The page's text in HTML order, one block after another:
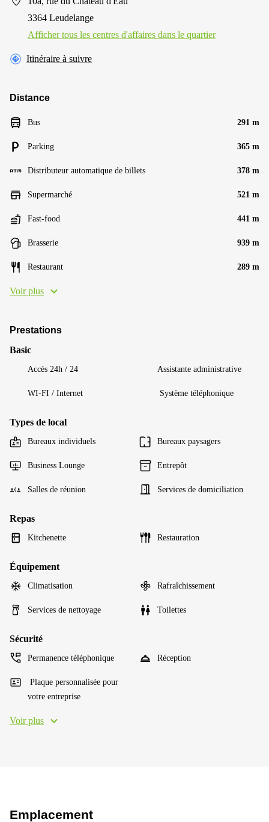
3364 Leudelange
Afficher tous les centres d'affaires dans le quartier
Itinéraire à suivre
Distance
Bus 291 m
Parking 365 m
Distributeur automatique de billets 378 m
Supermarché 521 m
Fast-food 441 m
Brasserie 939 m
Restaurant 289 m
Voir plus
Prestations
Basic
Accès 24h / 24 Assistante administrative
WI-FI / Internet Système téléphonique
Types de local
Bureaux individuels Bureaux paysagers
Business Lounge Entrepôt
Salles de réunion Services de domiciliation
Repas
Kitchenette Restauration
Équipement
Climatisation Rafraîchissement
Services de nettoyage Toilettes
Sécurité
Permanence téléphonique Réception
Plaque personnalisée pour
votre entreprise
Voir plus
Emplacement